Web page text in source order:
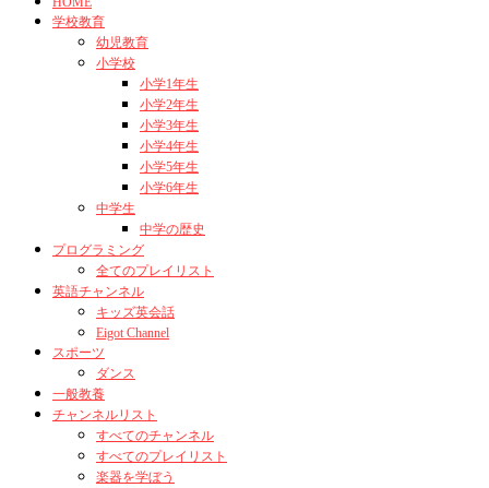
学校教育
幼児教育
小学校
小学1年生
小学2年生
小学3年生
小学4年生
小学5年生
小学6年生
中学生
中学の歴史
プログラミング
全てのプレイリスト
英語チャンネル
キッズ英会話
Eigot Channel
スポーツ
ダンス
一般教養
チャンネルリスト
すべてのチャンネル
すべてのプレイリスト
楽器を学ぼう